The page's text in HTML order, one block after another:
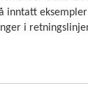
inntatt
i